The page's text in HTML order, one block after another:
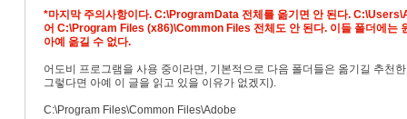
*마지막 주의사항이다. C:\ProgramData 전체를 옮기면 안 된다.
어 C:\Program Files (x86)\Common Files 전체도 안 된다. 이들 폴더에는
아예 옮길 수 없다.
어도비 프로그램을 사용 중이라면, 기본적으로 다음 폴더들은 옮기길 추천
그렇다면 아예 이 글을 읽고 있을 이유가 없겠지).
C:\Program Files\Common Files\Adobe